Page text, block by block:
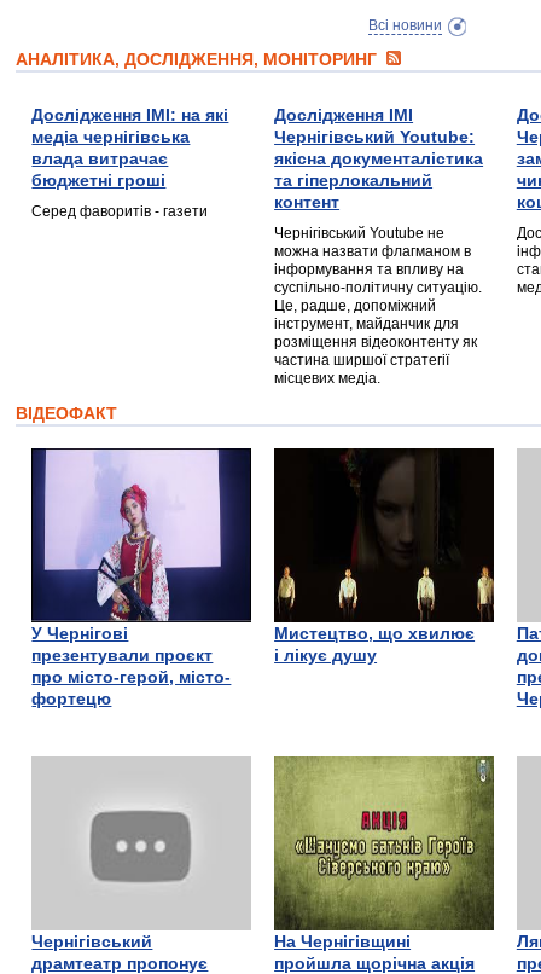
Всі новини
АНАЛІТИКА, ДОСЛІДЖЕННЯ, МОНІТОРИНГ
Дослідження ІМІ: на які
медіа чернігівська
влада витрачає
бюджетні гроші
Серед фаворитів - газети
Дослідження ІМІ
Чернігівський Youtube:
якісна документалістика
та гіперлокальний
контент
Чернігівський Youtube не
можна назвати флагманом в
інформування та впливу на
суспільно-політичну ситуацію.
Це, радше, допоміжний
інструмент, майданчик для
розміщення відеоконтенту як
частина ширшої стратегії
місцевих медіа.
ВІДЕОФАКТ
У Чернігові
презентували проєкт
про місто-герой, місто-
фортецю
Мистецтво, що хвилює
і лікує душу
Чернігівський
драмтеатр пропонує
На Чернігівщині
пройшла щорічна акція